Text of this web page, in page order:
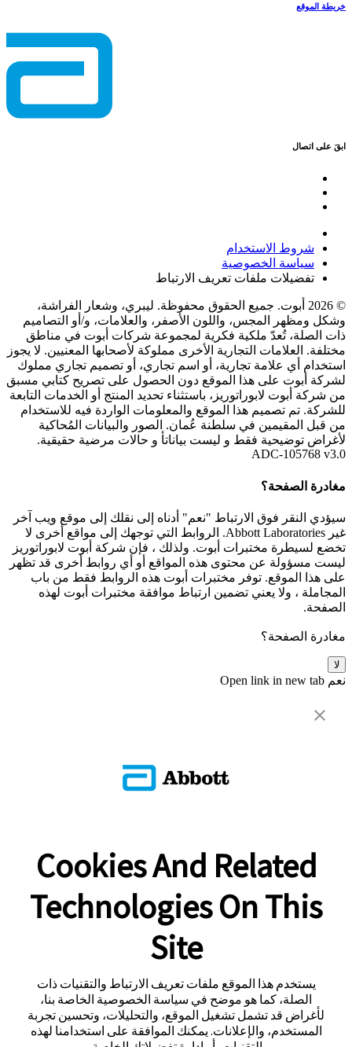
خريطة الموقع
ابقَ على اتصال
شروط الاستخدام
سياسة الخصوصية
تفضيلات ملفات تعريف الارتباط
© 2026 أبوت. جميع الحقوق محفوظة. ليبري، وشعار الفراشة،
وشكل ومظهر المجس، واللون الأصفر، والعلامات، و/أو التصاميم
ذات الصلة، تُعدّ ملكية فكرية لمجموعة شركات أبوت في مناطق
مختلفة. العلامات التجارية الأخرى مملوكة لأصحابها المعنيين. لا يجوز
استخدام أي علامة تجارية، أو اسم تجاري، أو تصميم تجاري مملوك
لشركة أبوت على هذا الموقع دون الحصول على تصريح كتابي مسبق
من شركة أبوت لابوراتوريز، باستثناء تحديد المنتج أو الخدمات التابعة
للشركة. تم تصميم هذا الموقع والمعلومات الواردة فيه للاستخدام
من قبل المقيمين في سلطنة عُمان. الصور والبيانات المُحاكية
لأغراض توضيحية فقط و ليست بياناتأ و حالات مرضية حقيقية.
ADC-105768 v3.0
مغادرة الصفحة؟
سيؤدي النقر فوق الارتباط "نعم" أدناه إلى نقلك إلى موقع ويب آخر
غير Abbott Laboratories. الروابط التي توجهك إلى مواقع أخرى لا
تخضع لسيطرة مختبرات أبوت. ولذلك ، فإن شركة أبوت لابوراتوريز
ليست مسؤولة عن محتوى هذه المواقع أو أي روابط أخرى قد تظهر
على هذا الموقع. توفر مختبرات أبوت هذه الروابط فقط من باب
المجاملة ، ولا يعني تضمين ارتباط موافقة مختبرات أبوت لهذه
الصفحة.
مغادرة الصفحة؟
لا
نعم Open link in new tab
Cookies And Related
Technologies On This
Site
يستخدم هذا الموقع ملفات تعريف الارتباط والتقنيات ذات
الصلة، كما هو موضح في سياسة الخصوصية الخاصة بنا،
لأغراض قد تشمل تشغيل الموقع، والتحليلات، وتحسين تجربة
المستخدم، والإعلانات. يمكنك الموافقة على استخدامنا لهذه